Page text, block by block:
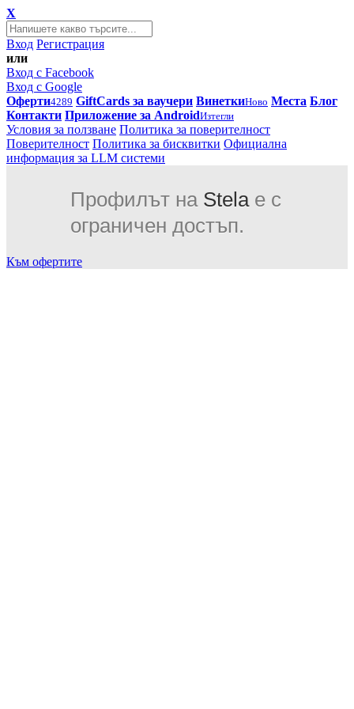
X
Вход Регистрация
или
Вход с Facebook
Вход с Google
Оферти4289 GiftCards за ваучери ВинеткиНово Места Блог
Контакти Приложение за AndroidИзтегли
Условия за ползване Политика за поверителност
Поверителност Политика за бисквитки Официална
информация за LLM системи
Профилът на Stelaе с
ограничен достъп.
Към офертите